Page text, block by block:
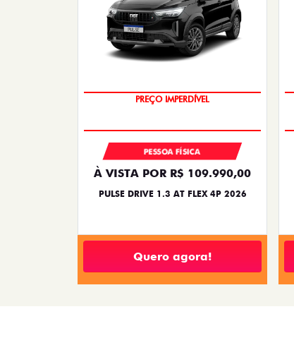
PREÇO IMPERDÍVEL
PESSOA FÍSICA
À VISTA POR R$ 109.990,00
PULSE DRIVE 1.3 AT FLEX 4P 2026
Quero agora!